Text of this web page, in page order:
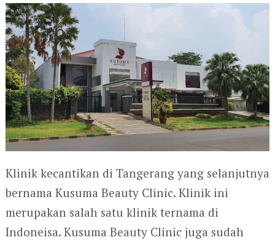
Klinik kecantikan di Tangerang yang selanjutnya
bernama Kusuma Beauty Clinic. Klinik ini
merupakan salah satu klinik ternama di
Indoneisa. Kusuma Beauty Clinic juga sudah